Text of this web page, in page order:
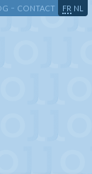
- CONTACT FR NL